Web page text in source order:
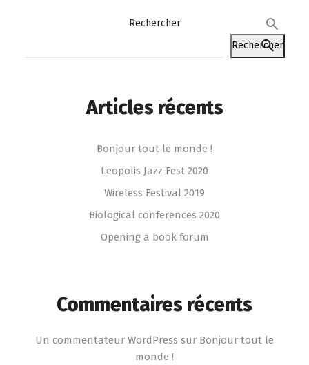
Rechercher
Rechercher
Articles récents
Bonjour tout le monde !
Leopolis Jazz Fest 2020
Wireless Festival 2019
Biological conferences 2020
Opening a book forum
Commentaires récents
Un commentateur WordPress sur Bonjour tout le
monde !